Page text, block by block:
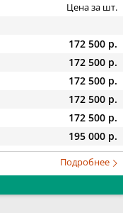
Цена за шт.
172 500 р.
172 500 р.
172 500 р.
172 500 р.
172 500 р.
195 000 р.
Подробнее